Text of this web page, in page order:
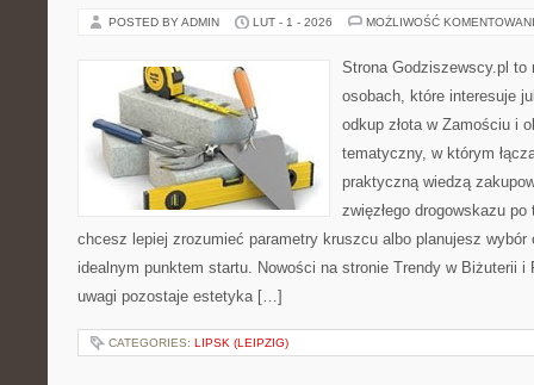
POSTED BY ADMIN LUT - 1 - 2026 MOŻLIWOŚĆ
Strona Godziszewscy.pl
osobach, które interesuje
odkup złota w Zamościu i
tematyczny, w którym
praktyczną wiedzą
zwięzłego drogowskazu
chcesz lepiej zrozumieć parametry kruszcu albo planujesz
idealnym punktem startu. Nowości na stronie Trendy w Biżuterii i
uwagi pozostaje estetyka […]
CATEGORIES: LIPSK (LEIPZIG)